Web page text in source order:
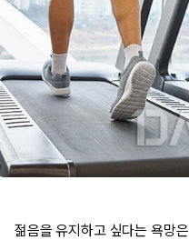
젊음을 유지하고 싶다는 욕망